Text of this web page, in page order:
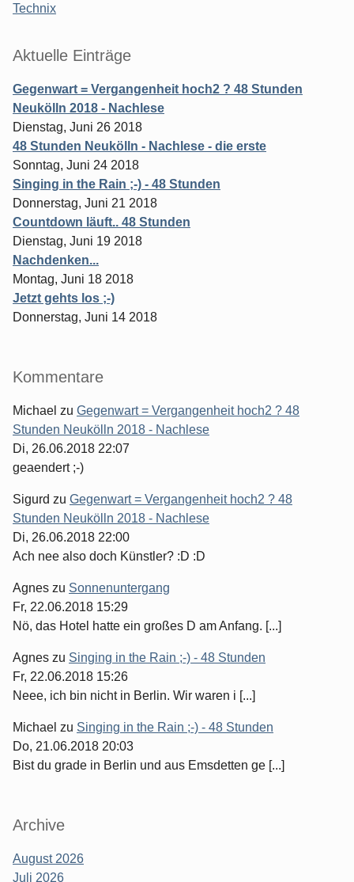
Technix
Aktuelle Einträge
Gegenwart = Vergangenheit hoch2 ? 48 Stunden
Neukölln 2018 - Nachlese
Dienstag, Juni 26 2018
48 Stunden Neukölln - Nachlese - die erste
Sonntag, Juni 24 2018
Singing in the Rain ;-) - 48 Stunden
Donnerstag, Juni 21 2018
Countdown läuft.. 48 Stunden
Dienstag, Juni 19 2018
Nachdenken...
Montag, Juni 18 2018
Jetzt gehts los ;-)
Donnerstag, Juni 14 2018
Kommentare
Michael zu Gegenwart = Vergangenheit hoch2 ? 48
Stunden Neukölln 2018 - Nachlese
Di, 26.06.2018 22:07
geaendert ;-)
Sigurd zu Gegenwart = Vergangenheit hoch2 ? 48
Stunden Neukölln 2018 - Nachlese
Di, 26.06.2018 22:00
Ach nee also doch Künstler? :D :D
Agnes zu Sonnenuntergang
Fr, 22.06.2018 15:29
Nö, das Hotel hatte ein großes D am Anfang. [...]
Agnes zu Singing in the Rain ;-) - 48 Stunden
Fr, 22.06.2018 15:26
Neee, ich bin nicht in Berlin. Wir waren i [...]
Michael zu Singing in the Rain ;-) - 48 Stunden
Do, 21.06.2018 20:03
Bist du grade in Berlin und aus Emsdetten ge [...]
Archive
August 2026
Juli 2026